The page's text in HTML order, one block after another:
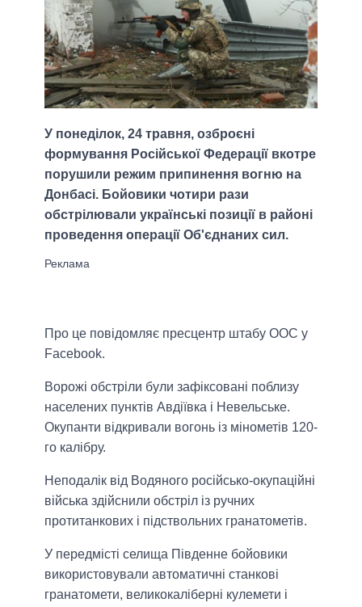
У понеділок, 24 травня, озброєні
формування Російської Федерації вкотре
порушили режим припинення вогню на
Донбасі. Бойовики чотири рази
обстрілювали українські позиції в районі
проведення операції Об'єднаних сил.
Про це повідомляє пресцентр штабу ООС у
Facebook.
Ворожі обстріли були зафіксовані поблизу
населених пунктів Авдіївка і Невельське.
Окупанти відкривали вогонь із мінометів 120-
го калібру.
Неподалік від Водяного російсько-окупаційні
війська здійснили обстріл із ручних
протитанкових і підствольних гранатометів.
У передмісті селища Південне бойовики
використовували автоматичні станкові
гранатомети, великокаліберні кулемети і